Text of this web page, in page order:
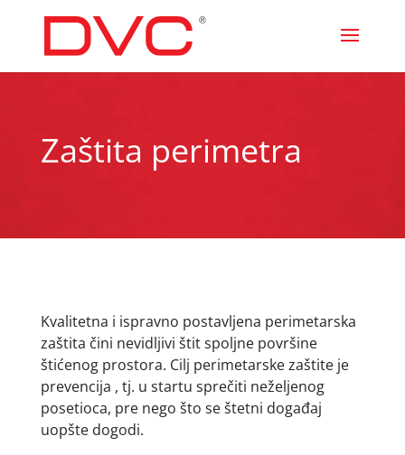
Zaštita perimetra
Kvalitetna i ispravno postavljena perimetarska
zaštita čini nevidljivi štit spoljne površine
štićenog prostora. Cilj perimetarske zaštite je
prevencija , tj. u startu sprečiti neželjenog
posetioca, pre nego što se štetni događaj
uopšte dogodi.